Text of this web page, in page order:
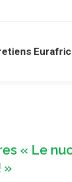
« Le
»
Européens